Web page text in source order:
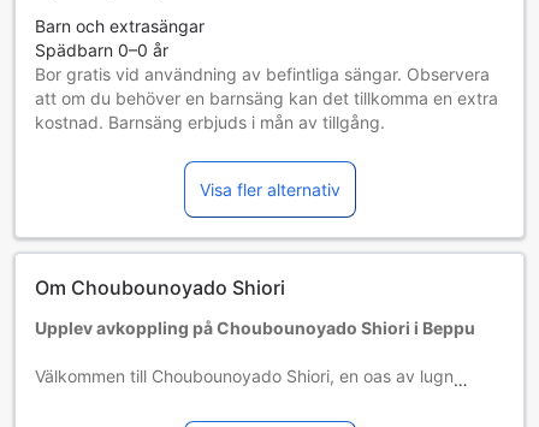
Barn och extrasängar
Spädbarn 0–0 år
Bor gratis vid användning av befintliga sängar. Observera
att om du behöver en barnsäng kan det tillkomma en extra
kostnad. Barnsäng erbjuds i mån av tillgång.
Bor gratis om befintliga sängar används.
Tillgång av extrasängar beror på vilket rum du väljer. Var
god kontrollera rummets beläggning för mer information.
Vid bokning av fler än 5 rum är det möjligt att andra regler
Visa fler alternativ
Om Choubounoyado Shiori
Upplev avkoppling på Choubounoyado Shiori i Beppu
Välkommen till Choubounoyado Shiori, en oas av lugn och